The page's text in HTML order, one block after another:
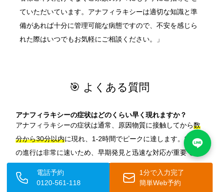
ていただいています。アナフィラキシーは適切な知識と準
備があれば十分に管理可能な病態ですので、不安を感じら
れた際はいつでもお気軽にご相談ください。」
🎯 よくある質問
アナフィラキシーの症状はどのくらい早く現れますか？
アナフィラキシーの症状は通常、原因物質に接触してから数
分から30分以内に現れ、1-2時間でピークに達します。症状
の進行は非常に速いため、早期発見と迅速な対応が重要で
す。皮膚症状から始まり、呼吸困難や血圧低下などの重篤な
症状に進行する場合があります。
電話予約
0120-561-118
1分で入力完了
簡単Web予約